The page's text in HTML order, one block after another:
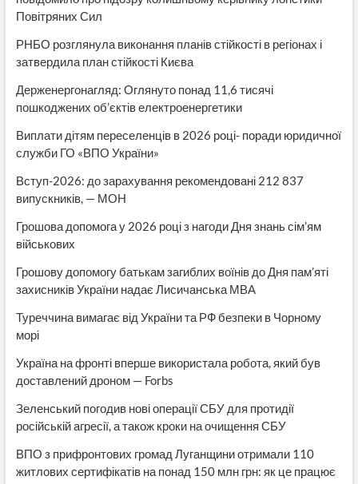
Повітряних Сил
РНБО розглянула виконання планів стійкості в регіонах і
затвердила план стійкості Києва
Держенергонагляд: Оглянуто понад 11,6 тисячі
пошкоджених об’єктів електроенергетики
Виплати дітям переселенців в 2026 році- поради юридичної
служби ГО «ВПО України»
Вступ-2026: до зарахування рекомендовані 212 837
випускників, — МОН
Грошова допомога у 2026 році з нагоди Дня знань сім’ям
військових
Грошову допомогу батькам загиблих воїнів до Дня пам’яті
захисників України надає Лисичанська МВА
Туреччина вимагає від України та РФ безпеки в Чорному
морі
Україна на фронті вперше використала робота, який був
доставлений дроном — Forbs
Зеленський погодив нові операції СБУ для протидії
російській агресії, а також кроки на очищення СБУ
ВПО з прифронтових громад Луганщини отримали 110
житлових сертифікатів на понад 150 млн грн: як це працює